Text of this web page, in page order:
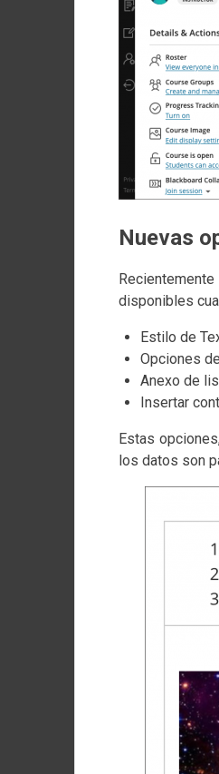
Nuevas
disponibles
Estilo de
Opciones
Anexo de
Insertar
Estas
los datos son